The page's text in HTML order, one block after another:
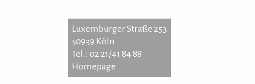
Luxemburger Straße 253
50939 Köln
Tel.: 02 21/41 84 88
Homepage